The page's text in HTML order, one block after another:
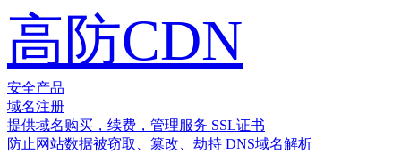
高防CDN
安全产品
域名注册
提供域名购买，续费，管理服务 SSL证书
防止网站数据被窃取、篡改、劫持 DNS域名解析